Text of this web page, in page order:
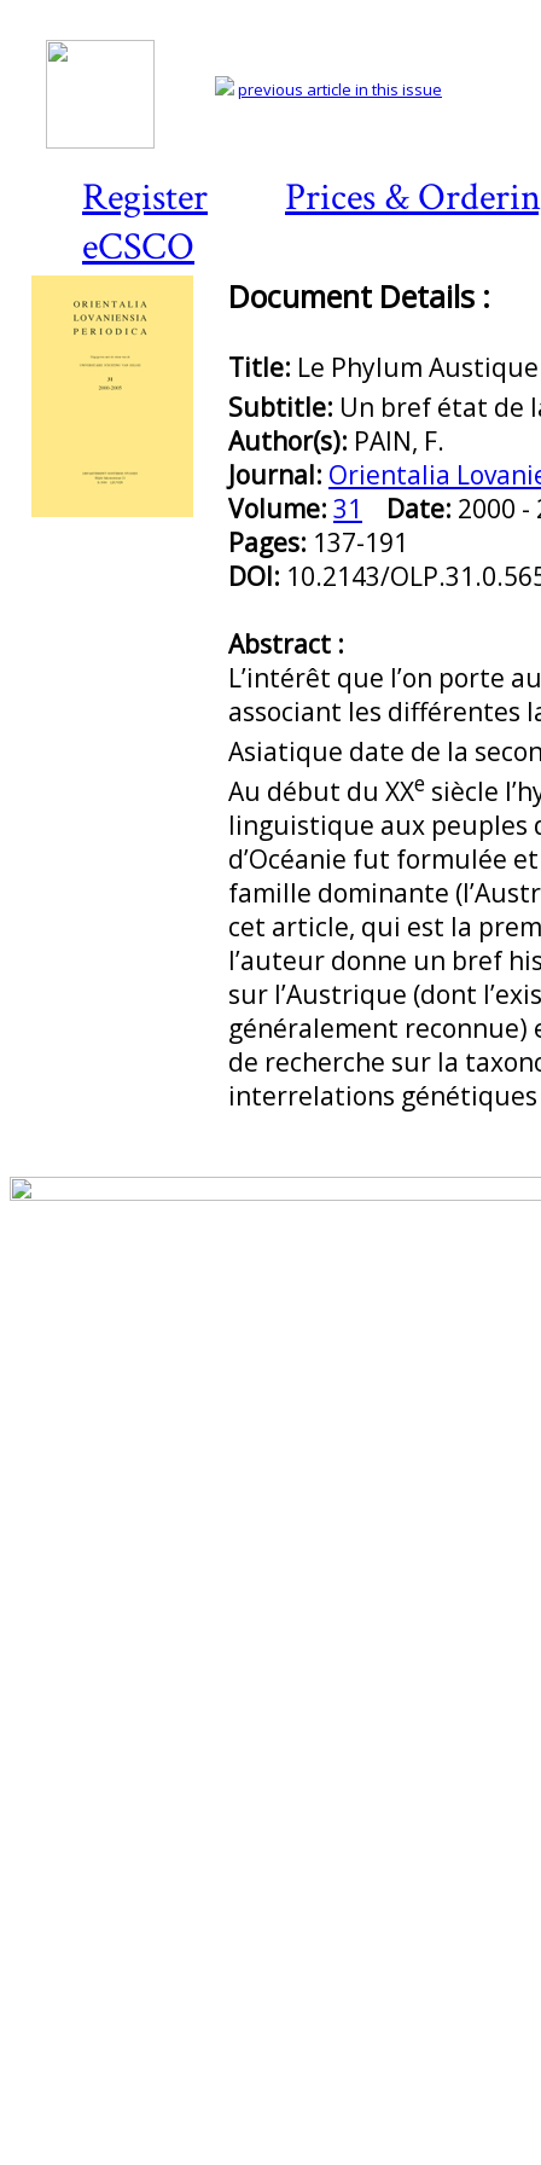
Register
Prices &
eCSCO
previous article in this issue
Document Details :
Title: Le Phylum
Subtitle: Un bref état de
Author(s): PAIN, F.
Journal: Orientalia
Volume: 31 Date: 2000
Pages: 137-191
DOI: 10.2143/
Abstract :
L’intérêt que l’on porte
associant les différentes
Asiatique date de la
Au début du XXe siècle
linguistique aux peuples
d’Océanie fut formulée
famille dominante
cet article, qui est la
l’auteur donne un bref
sur l’Austrique (dont
généralement reconnue)
de recherche sur la
interrelations